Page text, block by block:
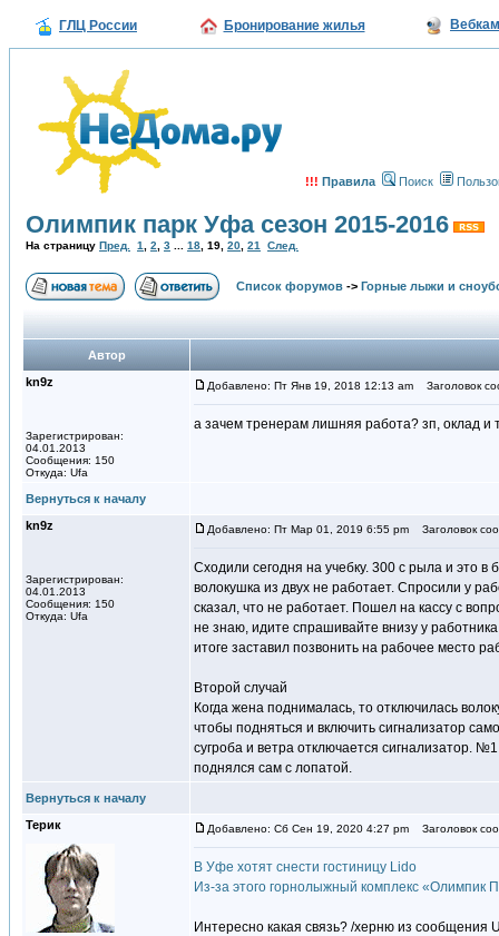
ГЛЦ России Бронирование жилья
!!! Правила Поиск
Олимпик парк Уфа сезон 2015-2016
На страницу Пред. 1 2 3 18 19 20 21 След.
Список форумов -> Горные лыжи и
Автор
kn9z
Зарегистрирован:
04.01.2013
Сообщения: 150
Откуда: Ufa
Добавлено: Пт Янв 19, 2018 12:13 am Заголовок
а зачем тренерам лишняя работа? зп, оклад и
Вернуться к началу
kn9z
Зарегистрирован:
04.01.2013
Сообщения: 150
Откуда: Ufa
Добавлено: Пт Мар 01, 2019 6:55 pm Заголовок
Сходили сегодня на учебку. 300 с рыла и это
волокушка из двух не работает. Спросили у
сказал, что не работает. Пошел на кассу с
не знаю, идите спрашивайте внизу у
итоге заставил позвонить на рабочее место
Второй случай
Когда жена поднималась, то отключилась
чтобы подняться и включить сигнализатор
сугроба и ветра отключается сигнализатор.
поднялся сам с лопатой.
Вернуться к началу
Терик
Добавлено: Сб Сен 19, 2020 4:27 pm Заголовок
В Уфе хотят снести гостиницу Lido
Из-за этого горнолыжный комплекс «Олимпик
Интересно какая связь? /херню из сообщения